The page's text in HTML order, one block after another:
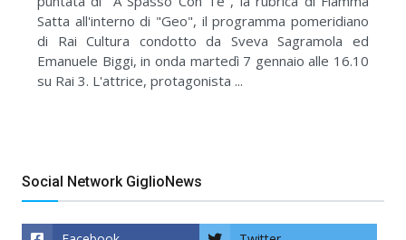
Satta all'interno di "Geo", il programma pomeridiano
di Rai Cultura condotto da Sveva Sagramola ed
Emanuele Biggi, in onda martedì 7 gennaio alle 16.10
su Rai 3. L'attrice, protagonista ...
Social Network GiglioNews